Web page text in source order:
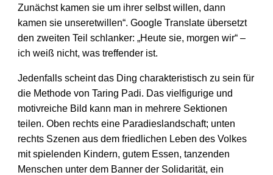
Zunächst kamen sie um ihrer selbst willen, dann
kamen sie unseret­willen“. Google Translate übersetzt
den zweiten Teil schlanker: „Heute sie, morgen wir“ –
ich weiß nicht, was treffender ist.
Jedenfalls scheint das Ding charakteris­tisch zu sein für
die Methode von Taring Padi. Das viel­figurige und
motiv­reiche Bild kann man in mehrere Sektionen
teilen. Oben rechts eine Paradies­landschaft; unten
rechts Szenen aus dem fried­lichen Leben des Volkes
mit spielenden Kindern, gutem Essen, tanzenden
Menschen unter dem Banner der Solidarität, ein